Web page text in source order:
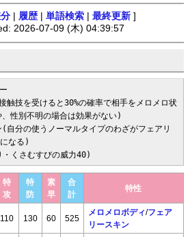
履歴 単語検索 最終更新 ]
2026-07-09 (木) 04:39:57
触技を受けると30%の確率で相手をメロメロ状
性別不明の場合は効果がない)
自分の使うノーマルタイプのわざがフェアリ
なる)
くさむすびの威力40)
特
攻
特
防
素
早
合
計
特性
110 130 60 525
メロメロボディ/フェア
リースキン